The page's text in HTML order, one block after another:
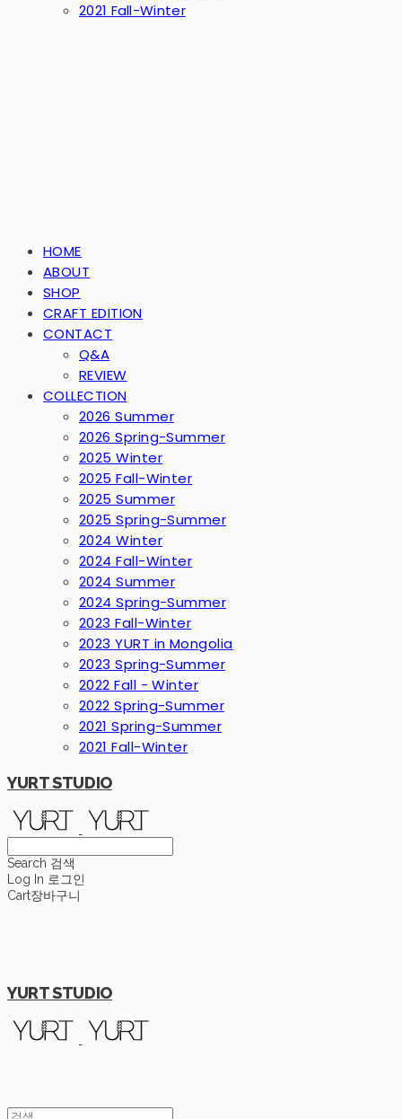
2021 Fall-Winter
HOME
ABOUT
SHOP
CRAFT EDITION
CONTACT
Q&A
REVIEW
COLLECTION
2026 Summer
2026 Spring-Summer
2025 Winter
2025 Fall-Winter
2025 Summer
2025 Spring-Summer
2024 Winter
2024 Fall-Winter
2024 Summer
2024 Spring-Summer
2023 Fall-Winter
2023 YURT in Mongolia
2023 Spring-Summer
2022 Fall - Winter
2022 Spring-Summer
2021 Spring-Summer
2021 Fall-Winter
YURT STUDIO
Search 검색
Log In 로그인
Cart장바구니
YURT STUDIO